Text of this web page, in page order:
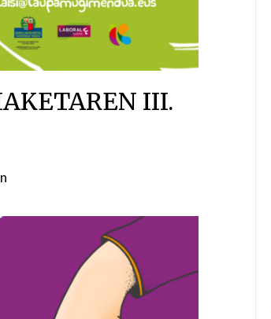
III.